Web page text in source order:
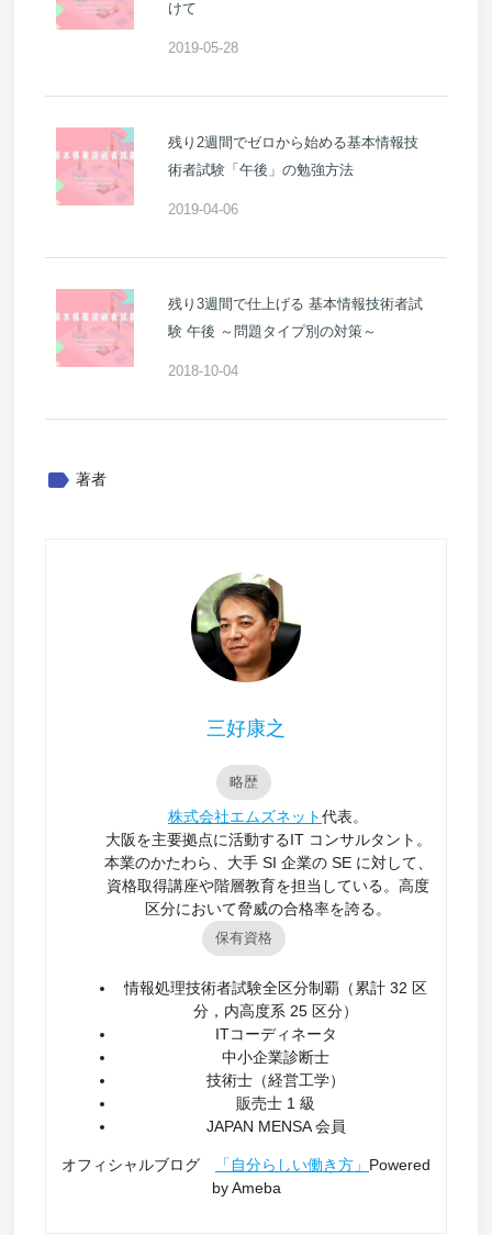
けて
2019-05-28
残り2週間でゼロから始める基本情報技
術者試験「午後」の勉強方法
2019-04-06
残り3週間で仕上げる 基本情報技術者試
験 午後 ～問題タイプ別の対策～
2018-10-04
label 著者
三好康之
略歴
株式会社エムズネット代表。
大阪を主要拠点に活動するIT コンサルタント。
本業のかたわら、大手 SI 企業の SE に対して、
資格取得講座や階層教育を担当している。高度
区分において脅威の合格率を誇る。
保有資格
情報処理技術者試験全区分制覇（累計 32 区
分，内高度系 25 区分）
ITコーディネータ
中小企業診断士
技術士（経営工学）
販売士 1 級
JAPAN MENSA 会員
オフィシャルブログ 「自分らしい働き方」 Powered
by Ameba